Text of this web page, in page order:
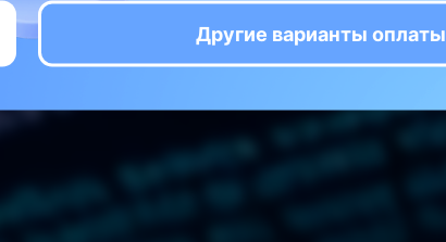
программирования
Другие варианты оплаты